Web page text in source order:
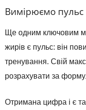
Вимірюємо пульс
Ще одним ключовим
жирів є пульс: він
тренування. Свій
розрахувати за
Отримана цифра і є